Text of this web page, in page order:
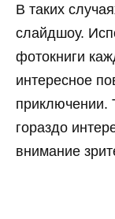
В таких
слайдшоу.
фотокниги
интересное
приключении.
гораздо
внимание